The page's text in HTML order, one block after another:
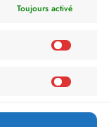
Toujours activé